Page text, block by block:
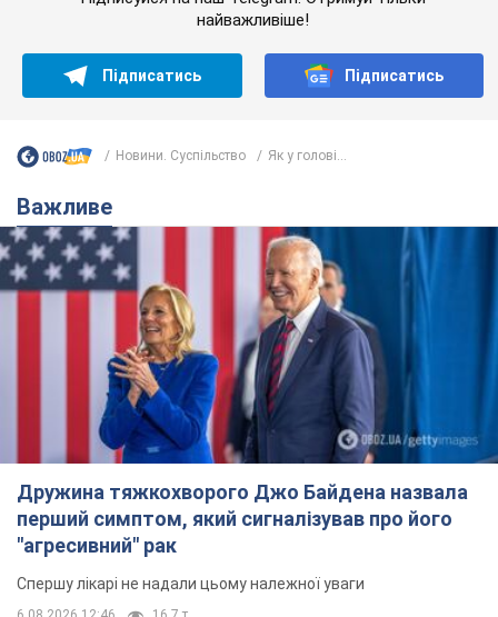
перший симптом, який сигналізував про його
"агресивний" рак
Спершу лікарі не надали цьому належної уваги
6.08.2026 12:46
Відпустка Лесі Нікітюк у Карпатах
обернулася скандалом: чому ведучу
несправедливо захейтили
Знаменитість вийшла на пряму комунікацію в
мережі та розставила всі крапки над "і"
6.08.2026 17:32 13,4 т.
"Динамо" з перемоги стартувало у
кваліфікації Ліги конференцій. Відео